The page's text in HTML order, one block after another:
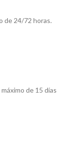
de 24/72 horas.
de 15 días